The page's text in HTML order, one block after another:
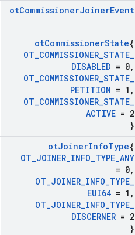
otCommissionerJoinerEvent
otCommissionerState{
OT_COMMISSIONER_STATE_
DISABLED = 0,
OT_COMMISSIONER_STATE_
PETITION = 1 ,
OT_COMMISSIONER_STATE_
ACTIVE = 2
}
otJoinerInfoType{
OT_JOINER_INFO_TYPE_ANY
= 0,
OT_JOINER_INFO_TYPE_
EUI64 = 1 ,
OT_JOINER_INFO_TYPE_
DISCERNER = 2
}